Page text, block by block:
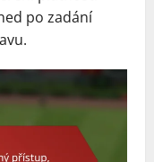
po zadání